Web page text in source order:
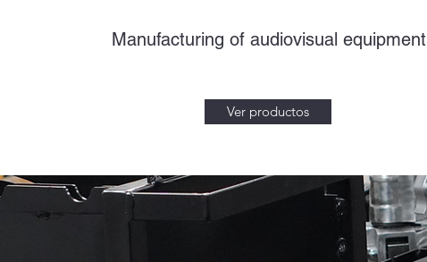
Manufacturing of audiovisual equipment
Ver productos